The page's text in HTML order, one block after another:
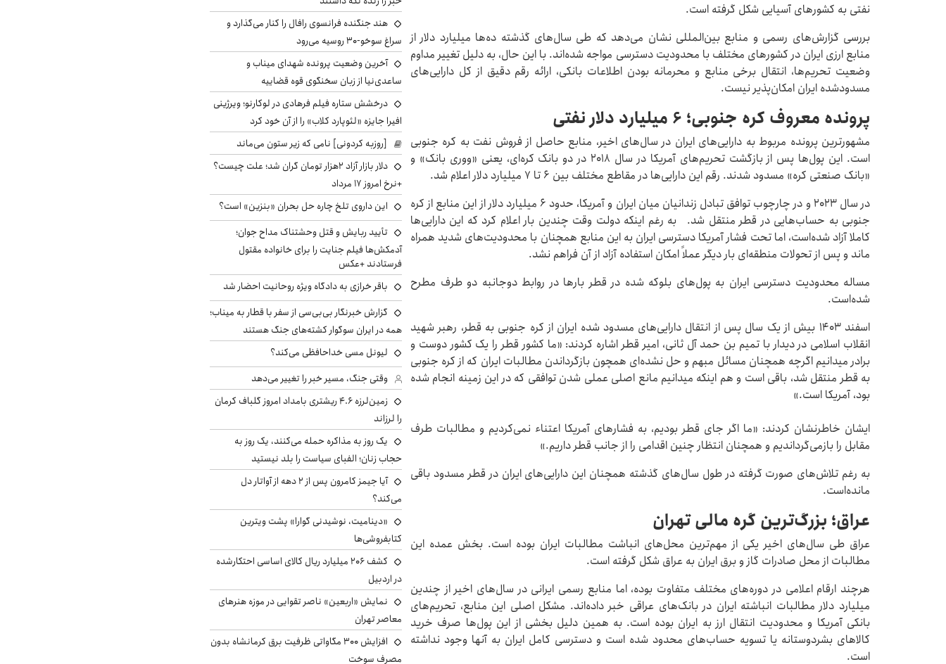
نفتی به کشورهای آسیایی شکل گرفته است.
بررسی گزارش‌های رسمی و منابع بین‌المللی نشان می‌دهد که طی سال‌های گذشته ده‌ها میلیارد دلار از
منابع ارزی ایران در کشورهای مختلف با محدودیت دسترسی مواجه شده‌اند. با این حال، به دلیل تغییر مداوم
وضعیت تحریم‌ها، انتقال برخی منابع و محرمانه بودن اطلاعات بانکی، ارائه رقم دقیق از کل دارایی‌های
مسدودشده ایران امکان‌پذیر نیست.
پرونده معروف کره جنوبی؛ ۶ میلیارد دلار نفتی
مشهورترین پرونده مربوط به دارایی‌های ایران در سال‌های اخیر، منابع حاصل از فروش نفت به کره جنوبی
است. این پول‌ها پس از بازگشت تحریم‌های آمریکا در سال ۲۰۱۸ در دو بانک کره‌ای، یعنی «ووری بانک» و
«بانک صنعتی کره» مسدود شدند. رقم این دارایی‌ها در مقاطع مختلف بین ۶ تا ۷ میلیارد دلار اعلام شد.
در سال ۲۰۲۳ و در چارچوب توافق تبادل زندانیان میان ایران و آمریکا، حدود ۶ میلیارد دلار از این منابع از کره
جنوبی به حساب‌هایی در قطر منتقل شد. به رغم اینکه دولت وقت چندین بار اعلام کرد که این دارایی‌ها
کاملا آزاد شده‌است، اما تحت فشار آمریکا دسترسی ایران به این منابع همچنان با محدودیت‌های شدید همراه
ماند و پس از تحولات منطقه‌ای بار دیگر عملاً امکان استفاده آزاد از آن فراهم نشد.
مساله محدودیت دسترسی ایران به پول‌های بلوکه شده در قطر بارها در روابط دوجانبه دو طرف مطرح
شده‌است.
اسفند ۱۴۰۳ بیش از یک سال پس از انتقال دارایی‌های مسدود شده ایران از کره جنوبی به قطر، رهبر شهید
انقلاب اسلامی در دیدار با تمیم بن حمد آل ثانی، امیر قطر اشاره کردند: «ما کشور قطر را یک کشور دوست و
برادر میدانیم اگرچه همچنان مسائل مبهم و حل نشده‌ای همچون بازگرداندن مطالبات ایران که از کره جنوبی
به قطر منتقل شد، باقی است و هم اینکه میدانیم مانع اصلی عملی شدن توافقی که در این زمینه انجام شده
بود، آمریکا است.»
ایشان خاطرنشان کردند: «ما اگر جای قطر بودیم، به فشارهای آمریکا اعتناء نمی‌کردیم و مطالبات طرف
مقابل را بازمی‌گرداندیم و همچنان انتظار چنین اقدامی را از جانب قطر داریم.»
به رغم تلاش‌های صورت گرفته در طول سال‌های گذشته همچنان این دارایی‌های ایران در قطر مسدود باقی
مانده‌است.
عراق؛ بزرگ‌ترین گره مالی تهران
عراق طی سال‌های اخیر یکی از مهم‌ترین محل‌های انباشت مطالبات ایران بوده است. بخش عمده این
مطالبات از محل صادرات گاز و برق ایران به عراق شکل گرفته است.
هرچند ارقام اعلامی در دوره‌های مختلف متفاوت بوده، اما منابع رسمی ایرانی در سال‌های اخیر از چندین
میلیارد دلار مطالبات انباشته ایران در بانک‌های عراقی خبر داده‌اند. مشکل اصلی این منابع، تحریم‌های
بانکی آمریکا و محدودیت انتقال ارز به ایران بوده است. به همین دلیل بخشی از این پول‌ها صرف خرید
کالاهای بشردوستانه یا تسویه حساب‌های محدود شده است و دسترسی کامل ایران به آنها وجود نداشته
است.
هند جنگنده فرانسوی رافال را کنار می‌گذارد و
سراغ سوخو-30 روسیه می‌رود
آخرین وضعیت پرونده شهدای میناب و
ساعدی‌نیا از زبان سخنگوی قوه قضاییه
درخشش ستاره فیلم فرهادی در لوکارنو؛ ویرژینی
افیرا جایزه «لئوپارد کلاب» را از آن خود کرد
[روزبه کردونی] نامی که زیر ستون می‌ماند
دلار بازار آزاد ۲هزار تومان گران شد؛ علت چیست؟
+نرخ امروز ۱۷ مرداد
این داروی تلخ چاره حل بحران «بنزین» است؟
تأیید ربایش و قتل وحشتناک مداح جوان؛
آدمکش‌ها فیلم جنایت را برای خانواده مقتول
فرستادند +عکس
باقر خرازی به دادگاه ویژه روحانیت احضار شد
گزارش خبرنگار بی‌بی‌سی از سفر با قطار به میناب؛
همه در ایران سوگوار کشته‌های جنگ هستند
لیونل مسی خداحافظی می‌کند؟
وقتی جنگ، مسیر خبر را تغییر می‌دهد
زمین‌لرزه ۴.۶ ریشتری بامداد امروز گلباف کرمان
را لرزاند
یک روز به مذاکره حمله می‌کنند، یک روز به
حجاب زنان؛ الفبای سیاست را بلد نیستید
آیا جیمز کامرون پس از ۲ دهه از آواتار دل
می‌کند؟
«دینامیت، نوشیدنی گوارا» پشت ویترین
کتابفروشی‌ها
کشف ۲۰۶ میلیارد ریال کالای اساسی احتکارشده
در اردبیل
نمایش «اربعین» ناصر تقوایی در موزه هنرهای
معاصر تهران
افزایش ۳۰۰ مگاواتی ظرفیت برق کرمانشاه بدون
مصرف سوخت